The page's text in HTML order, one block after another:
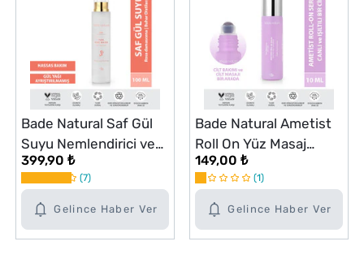
Gelince Haber Ver
Bade Natural Saf Gül
Suyu Nemlendirici ve
Ferahlatıcı 100 ml
399,90 ₺
7
Gelince Haber Ver
Bade Natural Ametist
Roll On Yüz Masaj
Serumu Arındırıcı Etkili
10 ml
149,00 ₺
1